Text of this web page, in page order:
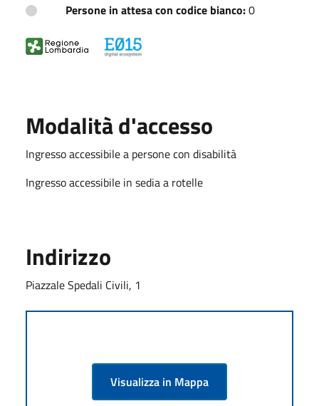
Persone in attesa con codice bianco:0
Modalità d'accesso
Ingresso accessibile a persone con disabilità
Ingresso accessibile in sedia a rotelle
Indirizzo
Piazzale Spedali Civili, 1
Visualizza in Mappa